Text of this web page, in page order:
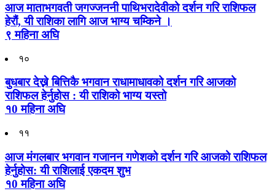
आज माताभगवती जगज्जननी पाथिभरादेवीको दर्शन गरि राशिफल
हेरौं, यी राशिका लागि आज भाग्य चम्किने ।
९ महिना अघि
१०
बुधबार देख्ने बित्तिकै भगवान राधामाधावको दर्शन गरि आजको
राशिफल हेर्नुहोस : यी राशिको भाग्य यस्तो
१0 महिना अघि
११
आज मंगलबार भगवान गजानन गणेशको दर्शन गरि आजको राशिफल
हेर्नुहोस: यी राशिलाई एकदम शुभ
१0 महिना अघि